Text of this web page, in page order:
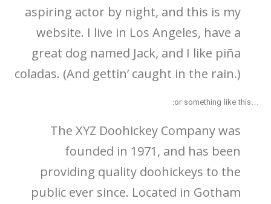
aspiring actor by night, and this is my
website. I live in Los Angeles, have a
great dog named Jack, and I like piña
coladas. (And gettin’ caught in the rain.)
…or something like this:
The XYZ Doohickey Company was
founded in 1971, and has been
providing quality doohickeys to the
public ever since. Located in Gotham